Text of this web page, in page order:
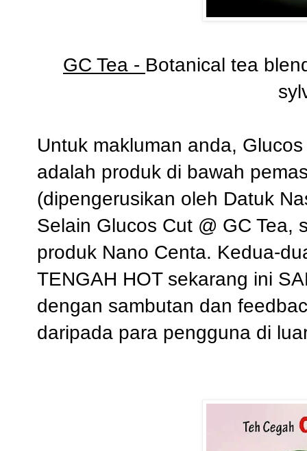
GC Tea - Botanical tea
Untuk makluman anda,
adalah produk di bawah
(dipengerusikan oleh Datuk
Selain Glucos Cut @ GC Tea,
produk Nano Centa. Kedua-
TENGAH HOT sekarang ini
dengan sambutan dan
daripada para pengguna di